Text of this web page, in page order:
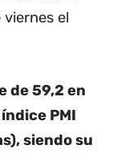
el
de 59,2 en
PMI
siendo su